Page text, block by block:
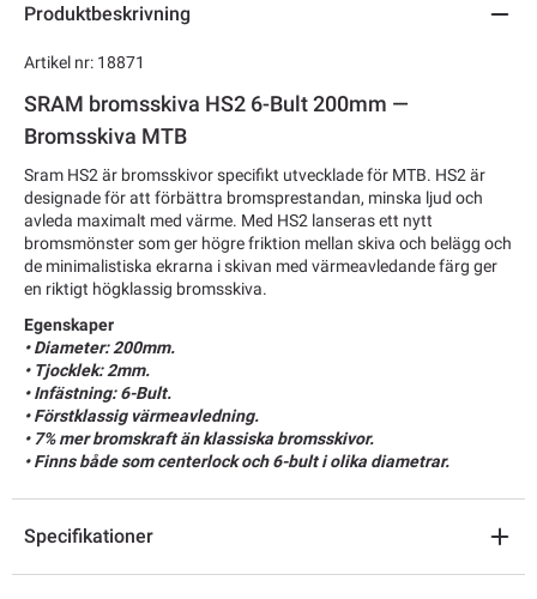
Produktbeskrivning
Artikel nr: 18871
SRAM bromsskiva HS2 6-Bult 200mm —
Bromsskiva MTB
Sram HS2 är bromsskivor specifikt utvecklade för MTB. HS2 är
designade för att förbättra bromsprestandan, minska ljud och
avleda maximalt med värme. Med HS2 lanseras ett nytt
bromsmönster som ger högre friktion mellan skiva och belägg och
de minimalistiska ekrarna i skivan med värmeavledande färg ger
en riktigt högklassig bromsskiva.
Egenskaper
• Diameter: 200mm.
• Tjocklek: 2mm.
• Infästning: 6-Bult.
• Förstklassig värmeavledning.
• 7% mer bromskraft än klassiska bromsskivor.
• Finns både som centerlock och 6-bult i olika diametrar.
Specifikationer